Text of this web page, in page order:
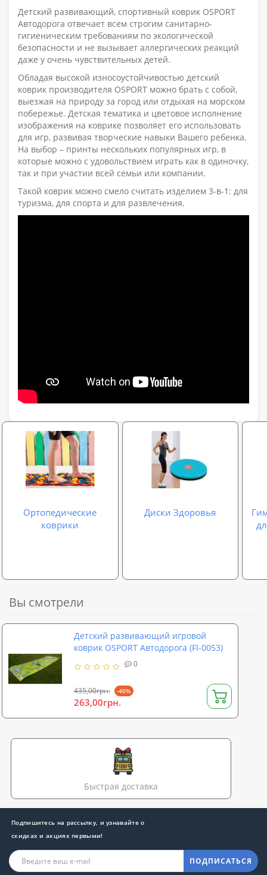
Детский развивающий, спортивный коврик OSPORT
Автодорога отвечает всем строгим санитарно-
гигиеническим требованиям по экологической
безопасности и не вызывает аллергических реакций
даже у очень чувствительных детей.
Обладая высокой износоустойчивостью детский
коврик производителя OSPORT можно брать с собой,
выезжая на природу за город или отдыхая на морском
побережье. Детская тематика и цветовое исполнение
изображения на коврике позволяет его использовать
для игр, развивая творческие навыки Вашего ребенка.
На выбор – принты нескольких популярных игр, в
которые можно с удовольствием играть как в одиночку,
так и при участии всей семьи или компании.
Такой коврик можно смело считать изделием 3-в-1: для
туризма, для спорта и для развлечения.
Ортопедические
коврики
Диски Здоровья
Вы смотрели
Детский развивающий игровой
коврик OSPORT Автодорога (FI-0053)
0
435,00грн. -40%
263,00грн.
Быстрая доставка
Подпишитесь на рассылку, и узнавайте о
скидках и акциях первыми!
ПОДПИСАТЬСЯ